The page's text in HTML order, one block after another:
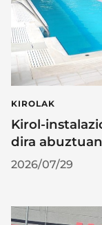
KIROLAK
Kirol-
dira
2026/07/29